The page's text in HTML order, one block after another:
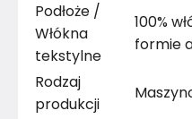
Podłoże /
Włókna
tekstylne
100%
formie
Rodzaj
produkcji